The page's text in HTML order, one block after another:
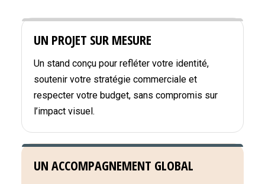
UN PROJET SUR MESURE
Un stand conçu pour refléter votre identité,
soutenir votre stratégie commerciale et
respecter votre budget, sans compromis sur
l’impact visuel.
UN ACCOMPAGNEMENT GLOBAL